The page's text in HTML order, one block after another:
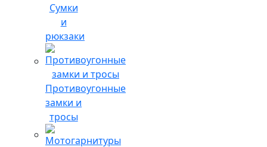
Сумки
и
рюкзаки
Противоугонные
замки и
тросы